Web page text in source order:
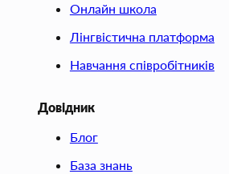
Онлайн школа
Лінгвістична платформа
Навчання співробітників
Довідник
Блог
База знань